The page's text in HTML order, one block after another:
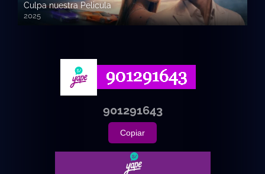
Culpa nuestra Pelicula
2025
720p HD
901291643
Copiar